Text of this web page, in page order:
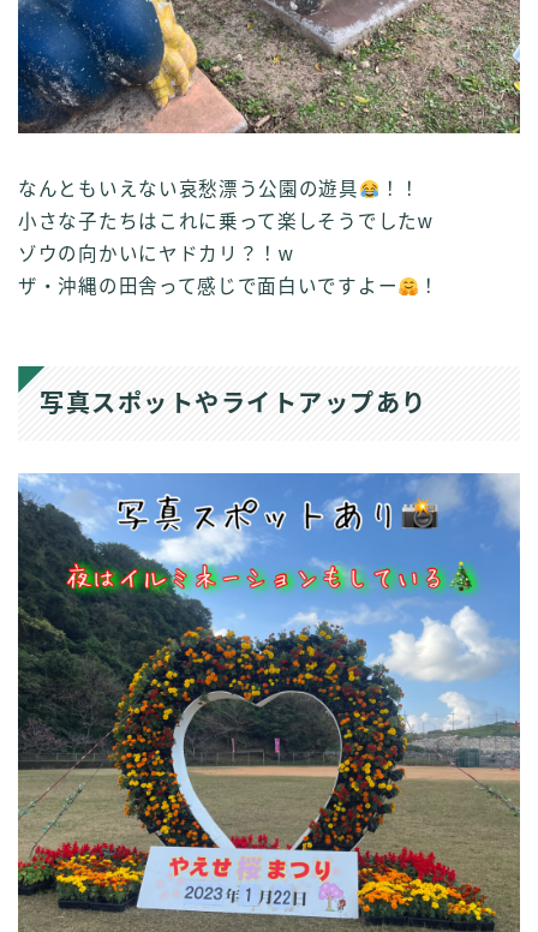
なんともいえない哀愁漂う公園の遊具
！！
小さな子たちはこれに乗って楽しそうでしたw
ゾウの向かいにヤドカリ？！w
ザ・沖縄の田舎って感じで面白いですよー
！
写真スポットやライトアップあり